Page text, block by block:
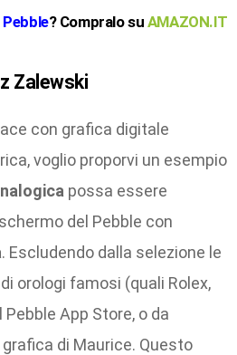
Pebble? Compralo su AMAZON.IT
Zalewski
con grafica digitale
voglio proporvi un esempio
possa essere
del Pebble con
. Escludendo dalla selezione le
orologi famosi (quali Rolex,
App Store, o da
di Maurice. Questo